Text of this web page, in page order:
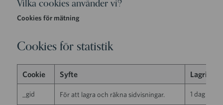
Vilka cookies använder vi?
Cookies för mätning
Cookies för statistik
Cookie Syfte
_gid För att lagra och räkna sidvisningar. 1 dag